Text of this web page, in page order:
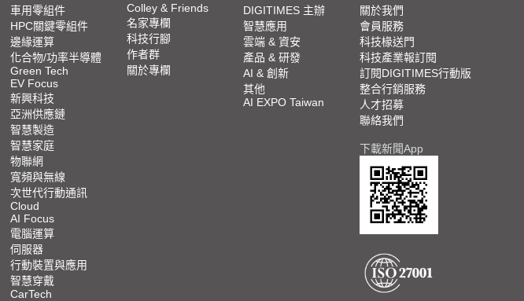
車用零組件
HPC關鍵零組件
邊緣運算
化合物/功率半導體
Green Tech
EV Focus
新興科技
亞洲供應鏈
智慧製造
智慧家庭
物聯網
寬頻與無線
次世代行動通訊
Cloud
AI Focus
電腦運算
伺服器
行動裝置與應用
智慧穿戴
CarTech
Colley & Friends
名家專欄
科技行腳
作者群
關於專欄
DIGITIMES 主辦
智慧應用
雲端 & 資安
產品 & 研發
AI & 創新
其他
AI EXPO Taiwan
關於我們
會員服務
科技椽送門
科技產業報訂閱
訂閱DIGITIMES行動版
整合行銷服務
人才招募
聯絡我們
下載新聞App